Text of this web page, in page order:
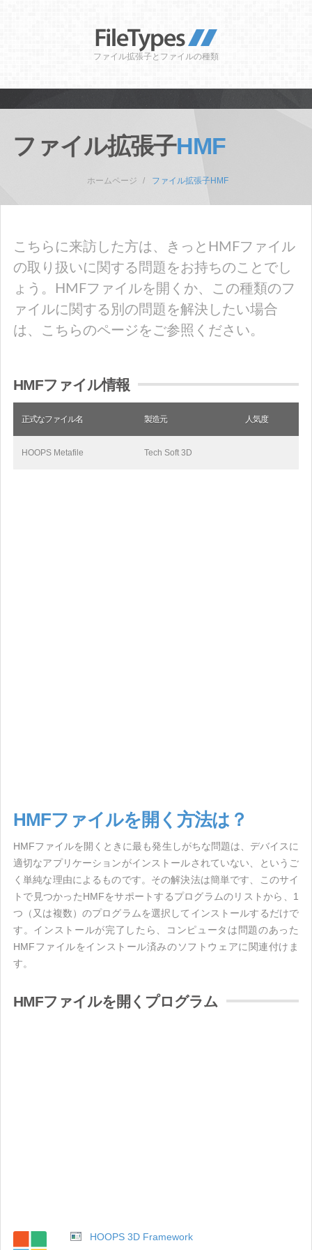
ファイル拡張子とファイルの種類
ファイル拡張子HMF
ホームページ ファイル拡張子HMF
こちらに来訪した方は、きっとHMFファイル
の取り扱いに関する問題をお持ちのことでし
ょう。HMFファイルを開くか、この種類のフ
ァイルに関する別の問題を解決したい場合
は、こちらのページをご参照ください。
HMFファイル情報
正式なファイル名 製造元 人気度
HOOPS Metafile Tech Soft 3D
HMFファイルを開く方法は？
HMFファイルを開くときに最も発生しがちな問題は、デバイスに
適切なアプリケーションがインストールされていない、というご
く単純な理由によるものです。その解決法は簡単です、このサイ
トで見つかったHMFをサポートするプログラムのリストから、1
つ（又は複数）のプログラムを選択してインストールするだけで
す。インストールが完了したら、コンピュータは問題のあった
HMFファイルをインストール済みのソフトウェアに関連付けま
す。
HMFファイルを開くプログラム
HOOPS 3D Framework